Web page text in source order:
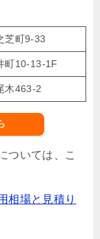
芝町9-33
町10-13-1F
木463-2
ついては、こ
相場と見積り